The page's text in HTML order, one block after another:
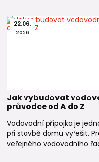
22.06.
2026
Jak vybudovat
průvodce od A do Z
Vodovodní přípojka je
při stavbě domu vyřešit.
veřejného vodovodního